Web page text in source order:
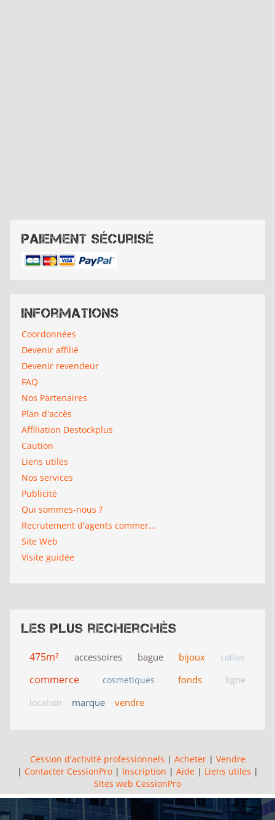
Paiement sécurisé
Informations
Coordonnées
Devenir affilié
Devenir revendeur
FAQ
Nos Partenaires
Plan d'accès
Affiliation Destockplus
Caution
Liens utiles
Nos services
Publicité
Qui sommes-nous ?
Recrutement d'agents commer...
Site Web
Visite guidée
Les plus recherchés
475m² accessoires bague bijoux collier
commerce cosmetiques fonds
ligne
location
marque vendre
Cession d'activité professionnels | Acheter| Vendre
| Contacter CessionPro| Inscription | Aide| Liens utiles |
Sites web CessionPro